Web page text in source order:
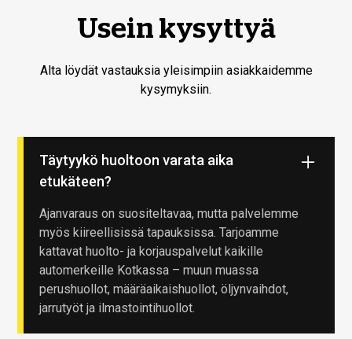
Usein kysyttyä
Alta löydät vastauksia yleisimpiin asiakkaidemme
kysymyksiin.
Täytyykö huoltoon varata aika
etukäteen?
Ajanvaraus on suositeltavaa, mutta palvelemme
myös kiireellisissä tapauksissa. Tarjoamme
kattavat huolto- ja korjauspalvelut kaikille
automerkeille Kotkassa – muun muassa
perushuollot, määräaikaishuollot, öljynvaihdot,
jarrutyöt ja ilmastointihuollot.